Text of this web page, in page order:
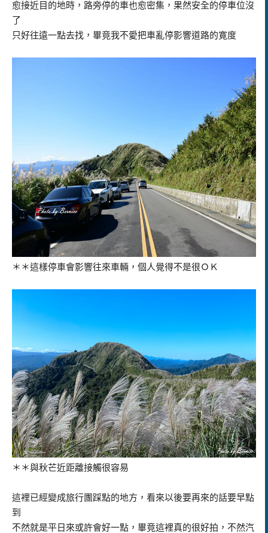
愈接近目的地時，路旁停的車也愈密集，果然安全的停車位沒
了
只好往遠一點去找，畢竟我不愛把車亂停影響道路的寛度
＊＊這樣停車會影響往來車輛，個人覺得不是很ＯＫ
＊＊與秋芒近距離接觸很容易
這裡已經變成旅行團踩點的地方，看來以後要再來的話要早點
到
不然就是平日來或許會好一點，畢竟這裡真的很好拍，不然汽